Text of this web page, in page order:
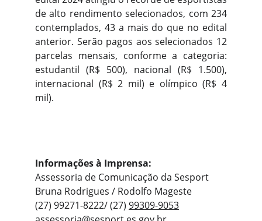
de alto rendimento selecionados, com 234
contemplados, 43 a mais do que no edital
anterior. Serão pagos aos selecionados 12
parcelas mensais, conforme a categoria:
estudantil (R$ 500), nacional (R$ 1.500),
internacional (R$ 2 mil) e olímpico (R$ 4
mil).
Informações à Imprensa:
Assessoria de Comunicação da Sesport
Bruna Rodrigues / Rodolfo Mageste
(27) 99271-8222/ (27) 99309-9053